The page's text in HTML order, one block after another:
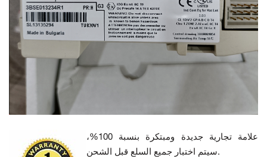
علامة تجارية جديدة ومبتكرة بنسبة 100%،
سيتم اختبار جميع السلع قبل الشحن.